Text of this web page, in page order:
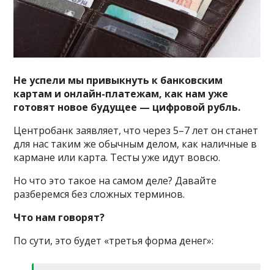
Не успели мы привыкнуть к банковским
картам и онлайн-платежам, как нам уже
готовят новое будущее — цифровой рубль.
Центробанк заявляет, что через 5–7 лет он станет
для нас таким же обычным делом, как наличные в
кармане или карта. Тесты уже идут вовсю.
Но что это такое на самом деле? Давайте
разберемся без сложных терминов.
Что нам говорят?
По сути, это будет «третья форма денег»: